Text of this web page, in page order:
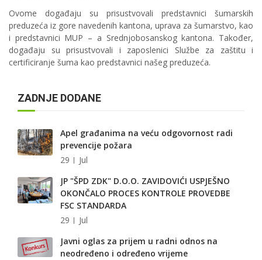
Ovome događaju su prisustvovali predstavnici šumarskih
preduzeća iz gore navedenih kantona, uprava za šumarstvo, kao
i predstavnici MUP – a Srednjobosanskog kantona. Također,
događaju su prisustvovali i zaposlenici Službe za zaštitu i
certificiranje šuma kao predstavnici našeg preduzeća.
ZADNJE DODANE
Apel građanima na veću odgovornost radi
prevencije požara
29
Jul
JP "ŠPD ZDK" D.O.O. ZAVIDOVIĆI USPJEŠNO
OKONČALO PROCES KONTROLE PROVEDBE
FSC STANDARDA
29
Jul
Javni oglas za prijem u radni odnos na
neodređeno i određeno vrijeme